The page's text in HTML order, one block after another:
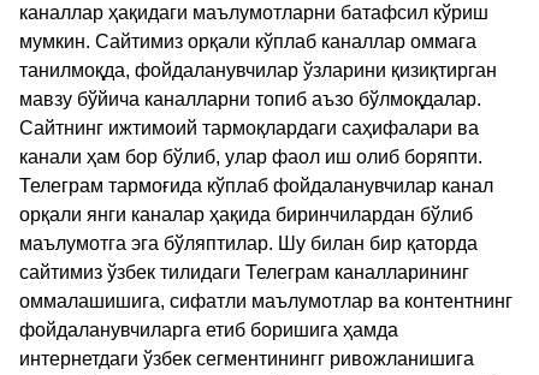
каналлар ҳақидаги маълумотларни батафсил кўриш
мумкин. Сайтимиз орқали кўплаб каналлар оммага
танилмоқда, фойдаланувчилар ўзларини қизиқтирган
мавзу бўйича каналларни топиб аъзо бўлмоқдалар.
Сайтнинг ижтимоий тармоқлардаги саҳифалари ва
канали ҳам бор бўлиб, улар фаол иш олиб боряпти.
Телеграм тармоғида кўплаб фойдаланувчилар канал
орқали янги каналар ҳақида биринчилардан бўлиб
маълумотга эга бўляптилар. Шу билан бир қаторда
сайтимиз ўзбек тилидаги Телеграм каналларининг
оммалашишига, сифатли маълумотлар ва контентнинг
фойдаланувчиларга етиб боришига ҳамда
интернетдаги ўзбек сегментинингг ривожланишига